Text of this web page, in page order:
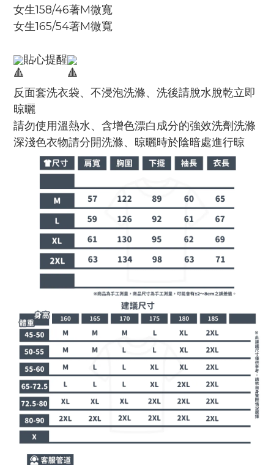
女生158/46著M微寬
女生165/54著M微寬
貼心提醒
反面套洗衣袋、不浸泡洗滌、洗後請脫水脫乾立即
晾曬
請勿使用溫熱水、含增色漂白成分的強效洗劑洗滌
深淺色衣物請分開洗滌、晾曬時於陰暗處進行晾